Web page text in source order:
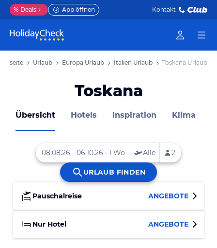
% Deals App öffnen Kontakt
Urlaub Europa Urlaub Italien Urlaub Toskana Urlaub
Toskana
Übersicht Hotels Inspiration Klima
Pauschalreise ANGEBOTE
Nur Hotel ANGEBOTE